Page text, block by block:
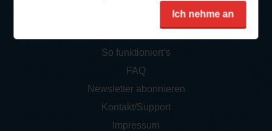
Ich nehme an
So funktioniert‘s
FAQ
Newsletter abonnieren
Kontakt/Support
Impressum